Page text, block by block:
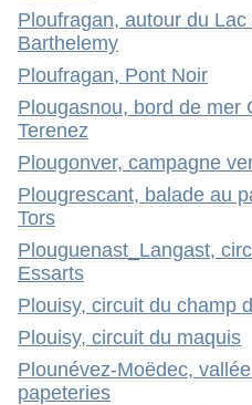
Ploufragan, autour du Lac
Barthelemy
Ploufragan, Pont Noir
Plougasnou, bord de mer
Terenez
Plougonver, campagne
Plougrescant, balade au
Tors
Plouguenast_Langast,
Essarts
Plouisy, circuit du champ
Plouisy, circuit du maquis
Plounévez-Moëdec,
papeteries